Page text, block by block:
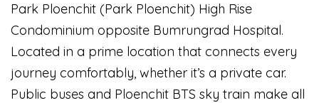
Park Ploenchit (Park Ploenchit) High Rise
Condominium opposite Bumrungrad Hospital.
Located in a prime location that connects every
journey comfortably, whether it’s a private car.
Public buses and Ploenchit BTS sky train make all